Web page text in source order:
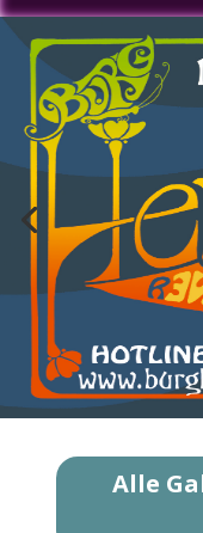
Alle